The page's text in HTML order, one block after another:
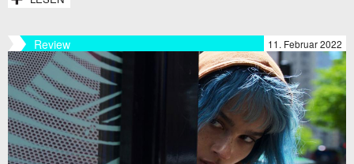
Review 11. Februar 2022